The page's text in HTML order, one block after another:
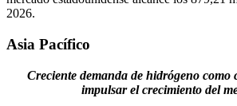
2026.
Asia Pacífico
Creciente demanda de hidrógeno como
impulsar el crecimiento del